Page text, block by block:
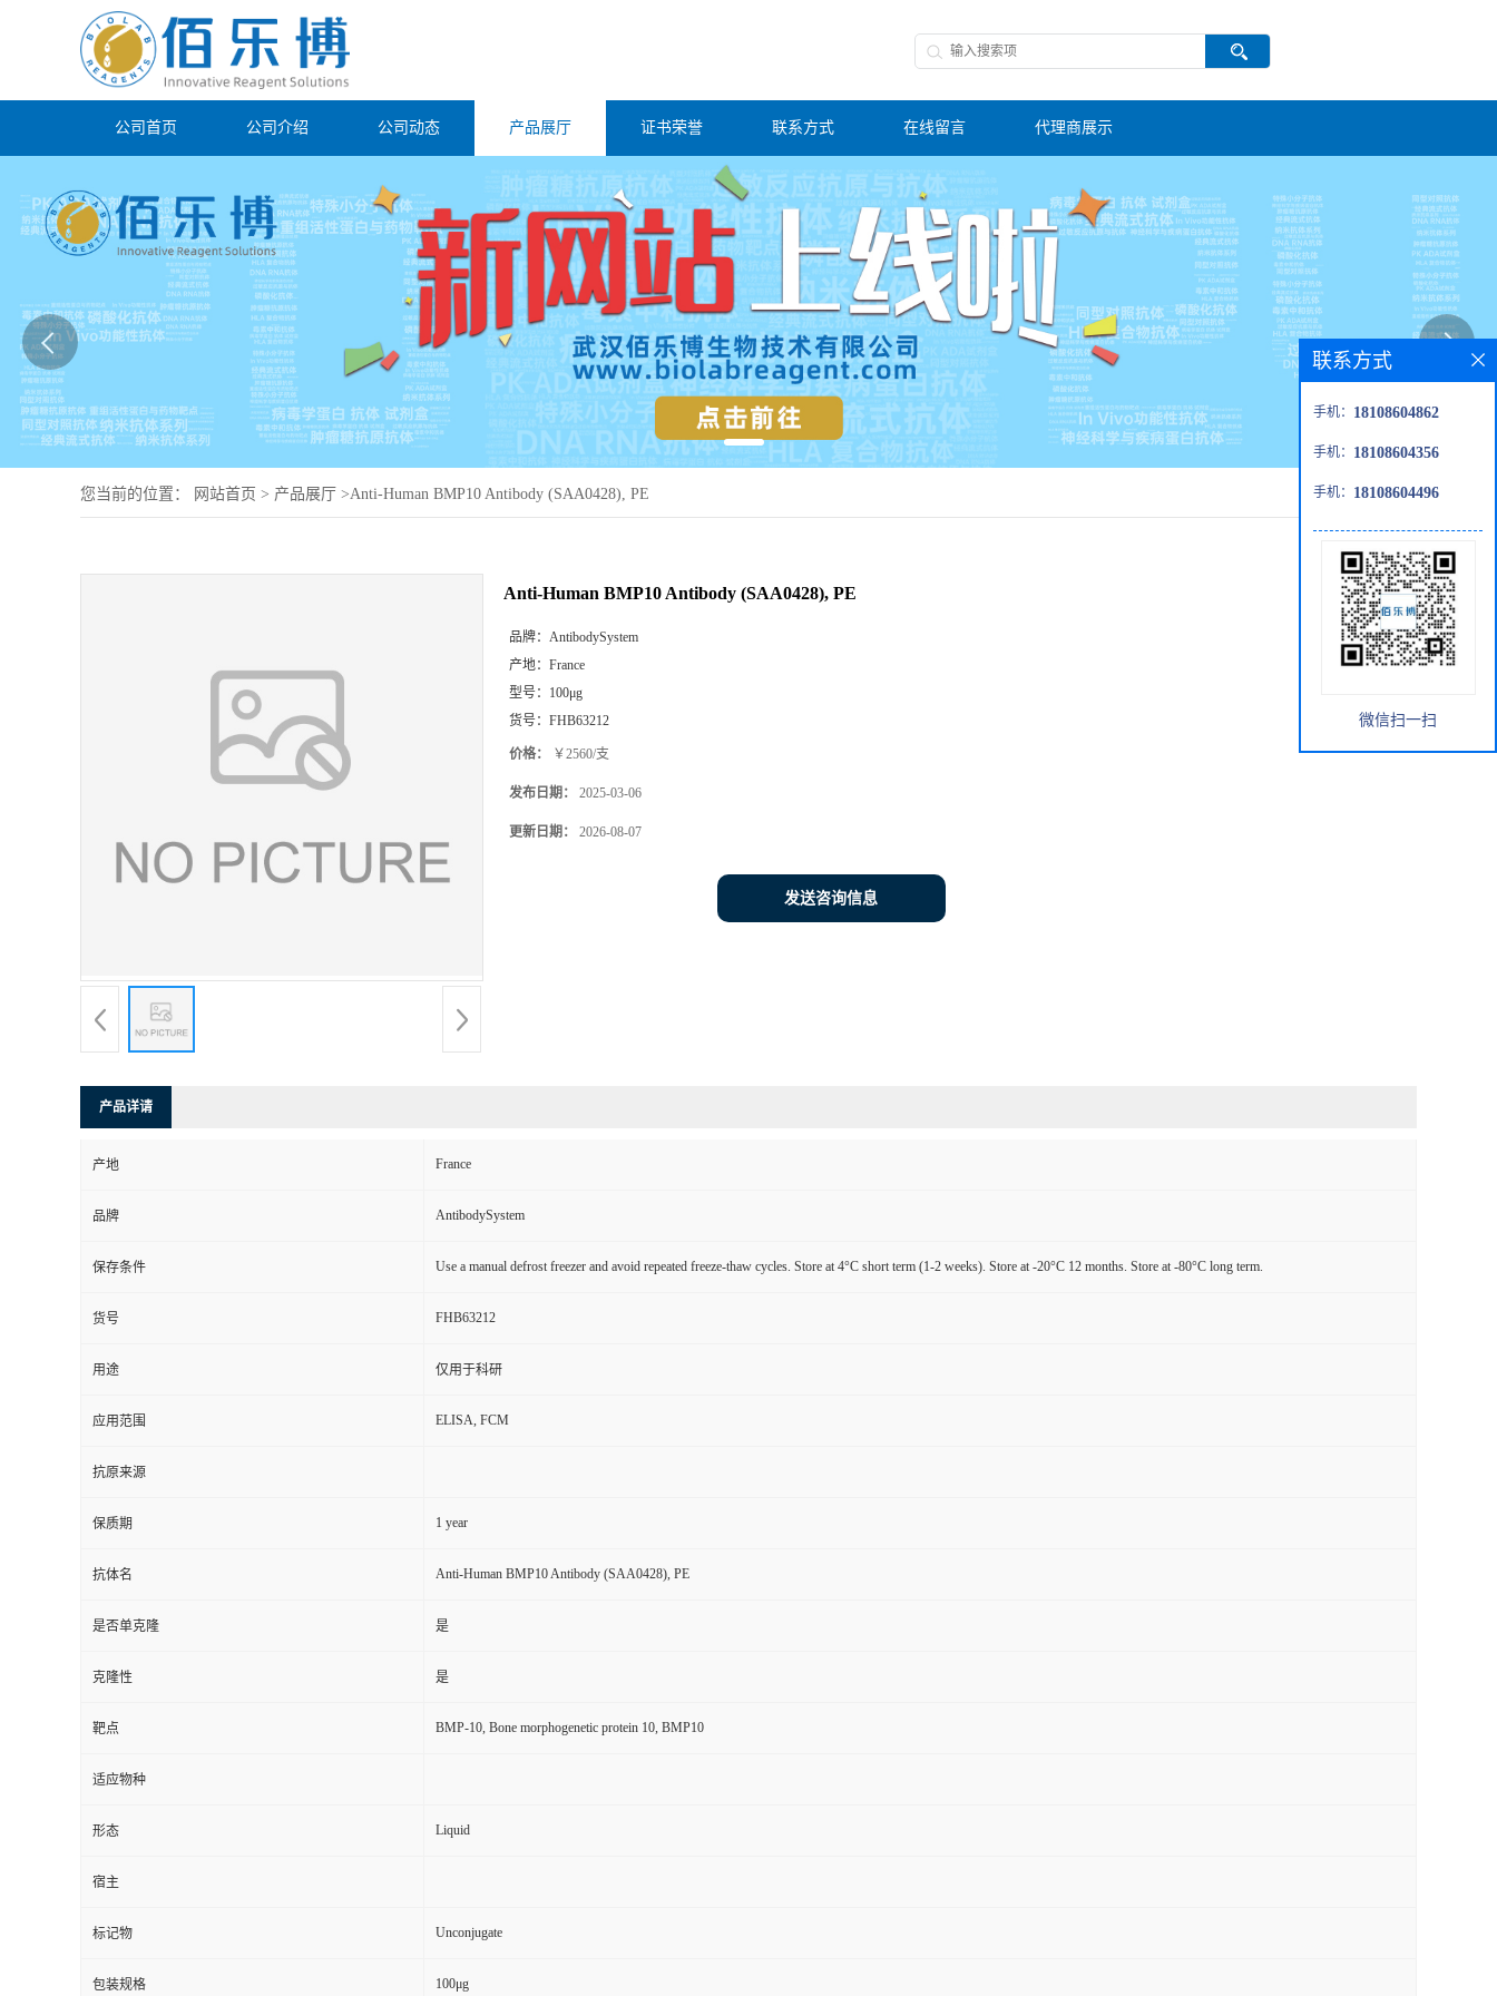
公司首页 公司介绍 公司动态 产品展厅 证书荣誉 联系方式 在线留言 代理商展示
您当前的位置： 网站首页 > 产品展厅 >Anti-Human BMP10 Antibody (SAA0428), PE
Anti-Human BMP10 Antibody (SAA0428), PE
品牌： AntibodySystem
产地： France
型号： 100μg
货号： FHB63212
价格： ￥2560/支
发布日期： 2025-03-06
更新日期： 2026-08-07
发送咨询信息
产品详请
产地 France
品牌 AntibodySystem
保存条件 Use a manual defrost freezer and avoid repeated freeze-thaw cycles. Store at 4°C short term (1-2 weeks). Store at -20°C 12 months. Store at -80°C long term.
货号 FHB63212
用途 仅用于科研
应用范围 ELISA, FCM
抗原来源
保质期 1 year
抗体名 Anti-Human BMP10 Antibody (SAA0428), PE
是否单克隆 是
克隆性 是
靶点 BMP-10, Bone morphogenetic protein 10, BMP10
适应物种
形态 Liquid
宿主
标记物 Unconjugate
包装规格 100μg
联系方式
手机： 18108604862
手机： 18108604356
手机： 18108604496
微信扫一扫